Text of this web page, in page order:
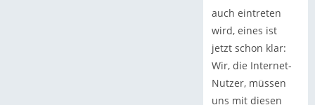
auch eintreten
wird, eines ist
jetzt schon klar:
Wir, die Internet-
Nutzer, müssen
uns mit diesen